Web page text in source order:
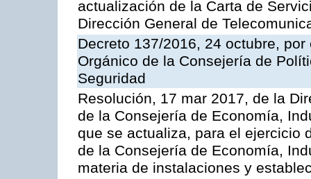
actualización de la Carta de
Dirección General de
Decreto 137/2016, 24 octubre,
Orgánico de la Consejería de
Seguridad
Resolución, 17 mar 2017, de la
de la Consejería de Economía,
que se actualiza, para el ejercicio
de la Consejería de Economía,
materia de instalaciones y